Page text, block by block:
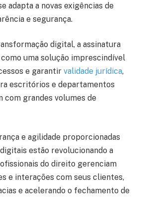
adapta a novas exigências de
e segurança.
digital, a assinatura
uma solução imprescindível
e garantir validade jurídica,
escritórios e departamentos
com grandes volumes de
e agilidade proporcionadas
estão revolucionando a
do direito gerenciam
e interações com seus clientes,
e acelerando o fechamento de